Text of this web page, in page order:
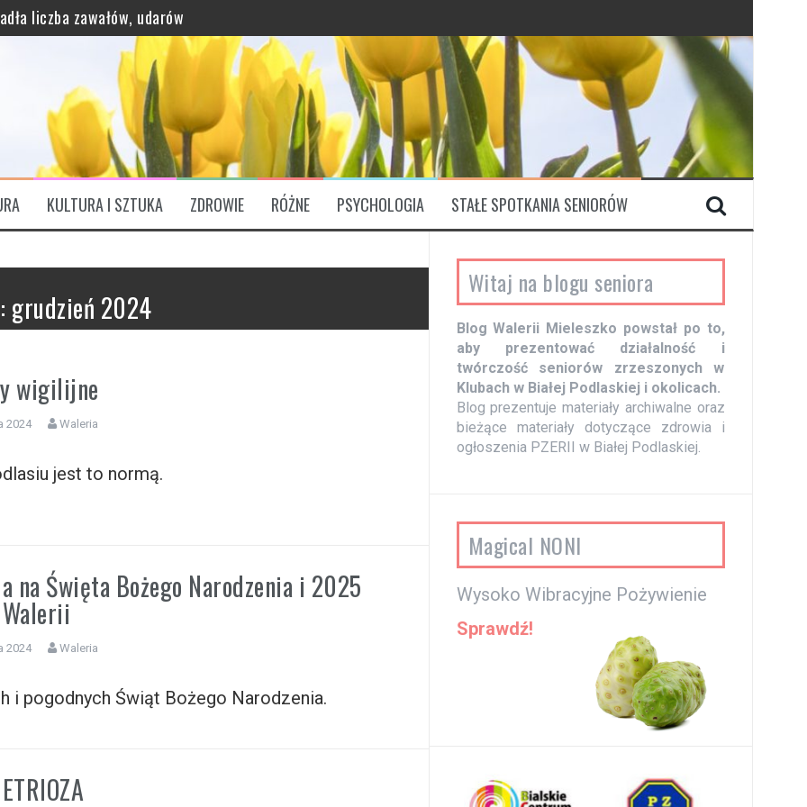
bogaty profil odżywczy
„Są Świętym Graalem”
KULTURA I SZTUKA ZDROWIE RÓŻNE PSYCHOLOGIA STAŁE SPOTKANIA SENIORÓW
grudzień 2024
wigilijne
2024 Waleria
jest to normą.
na Święta Bożego Narodzenia i 2025
2024 Waleria
i pogodnych Świąt Bożego Narodzenia.
Witaj na blogu seniora
Blog Walerii Mieleszko powstał po to,
aby prezentować działalność i
twórczość seniorów zrzeszonych w
Klubach w Białej Podlaskiej i okolicach.
Blog prezentuje materiały archiwalne oraz
bieżące materiały dotyczące zdrowia i
ogłoszenia PZERII w Białej Podlaskiej.
Magical NONI
Wysoko Wibracyjne Pożywienie
Sprawdź!